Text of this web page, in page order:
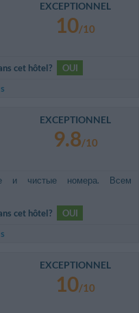
EXCEPTIONNEL
10/10
cet hôtel?
OUI
EXCEPTIONNEL
9.8/10
и чистые номера. Всем
cet hôtel?
OUI
EXCEPTIONNEL
10/10